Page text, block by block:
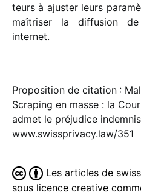
teurs à ajus­ter leurs
maîtri­ser la diffu­sion
internet.
Proposition de citation :
Scraping en masse : la
admet le préjudice
www.swissprivacy.law/351
Les articles de
sous licence creative